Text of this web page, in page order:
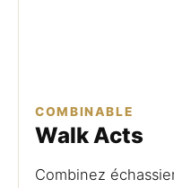
COMBINABLE
Walk Acts
Combinez